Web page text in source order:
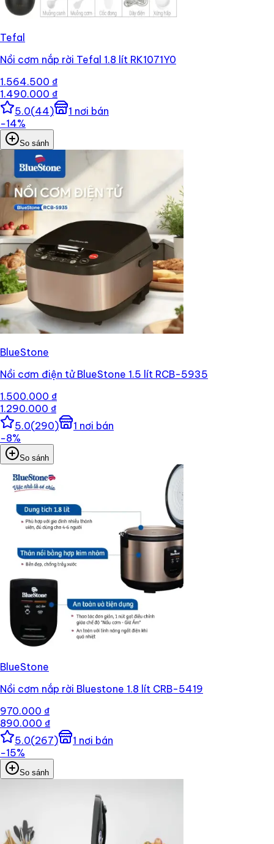
Tefal
Nồi cơm nắp rời Tefal 1.8 lít RK1071Y0
1.564.500 ₫
1.490.000 ₫
5.0(44) 1 nơi bán
−14%
So sánh
BlueStone
Nồi cơm điện tử BlueStone 1.5 lít RCB-5935
1.500.000 ₫
1.290.000 ₫
5.0(290) 1 nơi bán
−8%
So sánh
BlueStone
Nồi cơm nắp rời Bluestone 1.8 lít CRB-5419
970.000 ₫
890.000 ₫
5.0(267) 1 nơi bán
−15%
So sánh